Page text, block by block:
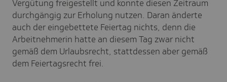
Vergütung freigestellt und konnte diesen Zeitraum
durchgängig zur Erholung nutzen. Daran änderte
auch der eingebettete Feiertag nichts, denn die
Arbeitnehmerin hatte an diesem Tag zwar nicht
gemäß dem Urlaubsrecht, stattdessen aber gemäß
dem Feiertagsrecht frei.